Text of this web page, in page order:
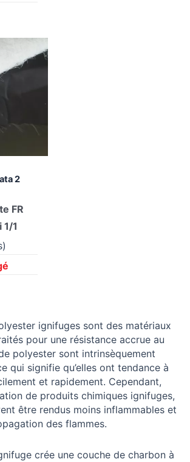
2
FR
1/1
ignifuges sont des matériaux
pour une résistance accrue au
polyester sont intrinsèquement
qui signifie qu’elles ont tendance à
et rapidement. Cependant,
de produits chimiques ignifuges,
être rendus moins inflammables et
des flammes.
crée une couche de charbon à